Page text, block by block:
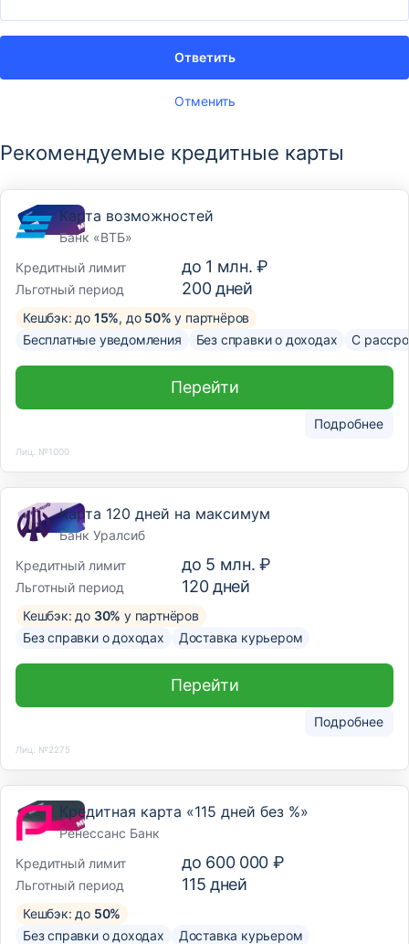
Отменить
Ответить
Рекомендуемые кредитные карты
Карта возможностей
Банк «ВТБ»
Кредитный лимит
до 1 млн. ₽
Льготный период 200дней
Кешбэк: до 15%, до 50% у партнёров
Бесплатные уведомления
Без справки о доходах С
Подробнее
Перейти
Лиц. №1000
Карта 120 дней на максимум
Банк Уралсиб
Кредитный лимит
до 5 млн. ₽
Льготный период 120дней
Кешбэк: до 30% у партнёров
Без справки о доходах
Доставка курьером
Подробнее
Перейти
Лиц. №2275
Кредитная карта «115 дней без %»
Ренессанс Банк
Кредитный лимит
до 600 000 ₽
Льготный период 115 дней
Кешбэк: до 50%
Без справки о доходах
Доставка курьером